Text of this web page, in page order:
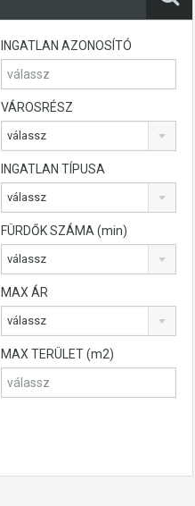
INGATLAN AZONOSÍTÓ
VÁROSRÉSZ
válassz
INGATLAN TÍPUSA
válassz
FÜRDŐK SZÁMA (min)
válassz
MAX ÁR
válassz
MAX TERÜLET (m2)